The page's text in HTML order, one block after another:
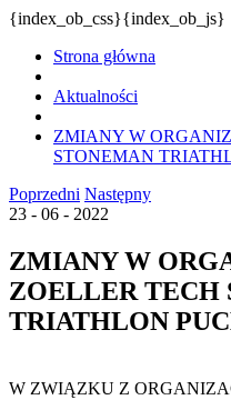
{index_ob_css}{index_ob_js}
Strona główna
Aktualności
ZMIANY W
STONEMAN
Poprzedni Następny
23 - 06 - 2022
ZMIANY W
ZOELLER TECH
TRIATHLON
W ZWIĄZKU Z